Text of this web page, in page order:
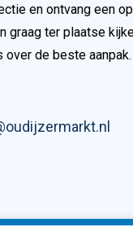
en ontvang een
graag ter plaatse
de beste aanpak.